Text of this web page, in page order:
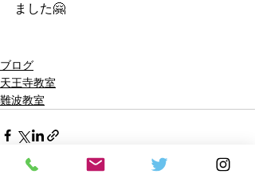
ました🤗
ブログ
天王寺教室
難波教室